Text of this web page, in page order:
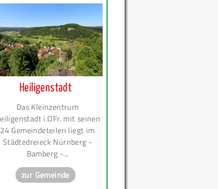
Heiligenstadt
Das Kleinzentrum
i.OFr. mit seinen
24 Gemeindeteilen liegt im
Städtedreieck Nürnberg -
Bamberg -...
zur Gemeinde